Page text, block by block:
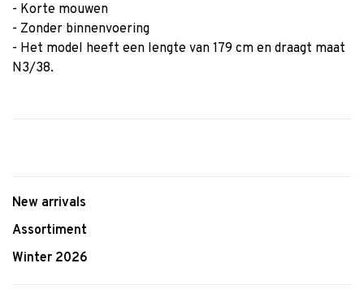
- Korte mouwen
- Zonder binnenvoering
- Het model heeft een lengte van 179 cm en draagt maat
N3/38.
New arrivals
Assortiment
Winter 2026